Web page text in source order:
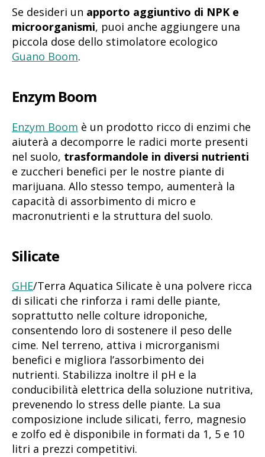
Se desideri un apporto aggiuntivo di NPK e
microorganismi, puoi anche aggiungere una
piccola dose dello stimolatore ecologico
Guano Boom.
Enzym Boom
Enzym Boom è un prodotto ricco di enzimi che
aiuterà a decomporre le radici morte presenti
nel suolo, trasformandole in diversi nutrienti
e zuccheri benefici per le nostre piante di
marijuana. Allo stesso tempo, aumenterà la
capacità di assorbimento di micro e
macronutrienti e la struttura del suolo.
Silicate
GHE/Terra Aquatica Silicate è una polvere ricca
di silicati che rinforza i rami delle piante,
soprattutto nelle colture idroponiche,
consentendo loro di sostenere il peso delle
cime. Nel terreno, attiva i microrganismi
benefici e migliora l’assorbimento dei
nutrienti. Stabilizza inoltre il pH e la
conducibilità elettrica della soluzione nutritiva,
prevenendo lo stress delle piante. La sua
composizione include silicati, ferro, magnesio
e zolfo ed è disponibile in formati da 1, 5 e 10
litri a prezzi competitivi.